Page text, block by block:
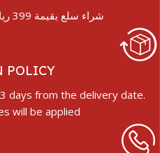
شراء سلع بقيمة 399 ريال قطري داخل الدوحة.
POLICY
days from the delivery date.
will be applied.